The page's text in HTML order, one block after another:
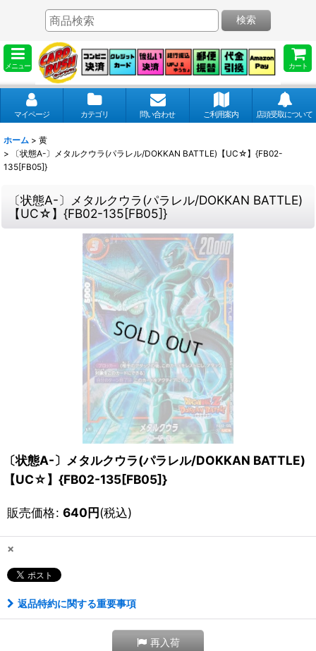
メニュー カート
検索
マイページ カテゴリ 問い合わせ ご利用案内 店頭受取について
ホーム > 黄
>
〔状態A-〕メタルクウラ(パラレル/DOKKAN BATTLE)【UC☆】{FB02-
135[FB05]}
〔状態A-〕メタルクウラ(パラレル/DOKKAN BATTLE)
【UC☆】{FB02-135[FB05]}
〔状態A-〕メタルクウラ(パラレル/DOKKAN BATTLE)
【UC☆】{FB02-135[FB05]}
販売価格: 640円(税込)
×
返品特約に関する重要事項
再入荷